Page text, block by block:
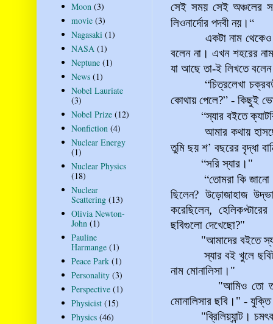
সেই সময় সেই অঞ্চলের
লিওনার্দোর পদবী নয়।“
একটা নাম থেকেও যে
বলেন না। এখন শহরের
যা আছে তা-ই লিখতে
“চিত্রলেখা
কোথায় পেলে?” - কিছুই
“স্যার বইতে
আমার কথায় হাসছে
তুমি ছয় শ’ বছরের বৃদ্ধা
“সরি স্যার ।"
“তোমরা কি জানো
ছিলেন? উড়োজাহাজ
করেছিলেন,
ছবিগুলো দেখেছো?"
"আমাদের বইতে
স্যার বই খুলে ছবিটা
নাম মোনালিসা।"
"আমিও তো তাই
মোনালিসার ছবি।" - যুক্তি
"ব্রিলিয়্যান্ট।
Moon (3)
movie (3)
Nagasaki (1)
NASA (1)
Neptune (1)
News (1)
Nobel Lauriate
(3)
Nobel Prize (12)
Nonfiction (4)
Nuclear Energy
(1)
Nuclear Physics
(18)
Nuclear
Scattering (13)
Olivia Newton-
John (1)
Pauline
Harmange (1)
Peace Park (1)
Personality (3)
Perspective (1)
Physicist (15)
Physics (46)